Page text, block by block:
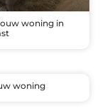
woning in
woning